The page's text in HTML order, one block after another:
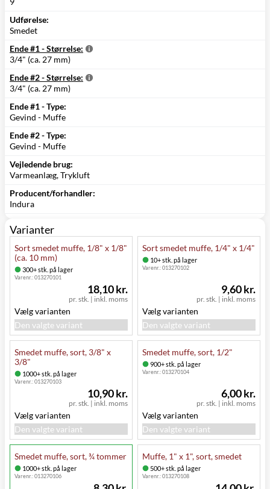
Udførelse:
Smedet
Ende #1 - Størrelse:
3/4" (ca. 27 mm)
Ende #2 - Størrelse:
3/4" (ca. 27 mm)
Ende #1 - Type:
Gevind - Muffe
Ende #2 - Type:
Gevind - Muffe
Vejledende brug:
Varmeanlæg, Trykluft
Producent/forhandler:
Indura
Varianter
Sort smedet muffe, 1/8" x 1/8"
(ca. 10 mm)
300+ stk. på lager
Varenr.:013270101
pr. stk. | inkl. moms
18,10 kr.
Vælg varianten
Den valgte variant
Sort smedet muffe, 1/4" x 1/4"
10+ stk. på lager
Varenr.:013270102
pr. stk. | inkl. moms
9,60 kr.
Vælg varianten
Den valgte variant
Smedet muffe, sort, 3/8" x
3/8"
1000+ stk. på lager
Varenr.:013270103
pr. stk. | inkl. moms
10,90 kr.
Vælg varianten
Den valgte variant
Smedet muffe, sort, 1/2"
900+ stk. på lager
Varenr.:013270104
pr. stk. | inkl. moms
6,00 kr.
Vælg varianten
Den valgte variant
Smedet muffe, sort, ¾ tommer
1000+ stk. på lager
Varenr.:013270106
Muffe, 1" x 1", sort, smedet
500+ stk. på lager
Varenr.:013270108